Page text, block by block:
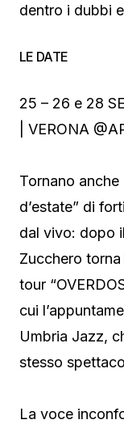
dentro i dubbi
LE DATE
25 – 26 e 28
| VERONA
Tornano anche
d’estate” di
dal vivo: dopo
Zucchero
tour
cui
Umbria Jazz,
stesso
La voce